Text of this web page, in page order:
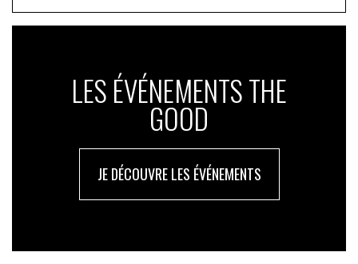
LES ÉVÉNEMENTS THE
GOOD
JE DÉCOUVRE LES ÉVÉNEMENTS